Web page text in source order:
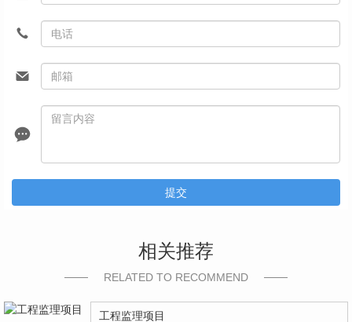
提交
相关推荐
RELATED TO RECOMMEND
工程监理项目